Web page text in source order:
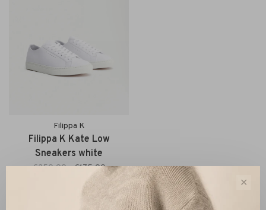
Filippa K
Filippa K Kate Low
Sneakers white
€250,00 €175,00
✕